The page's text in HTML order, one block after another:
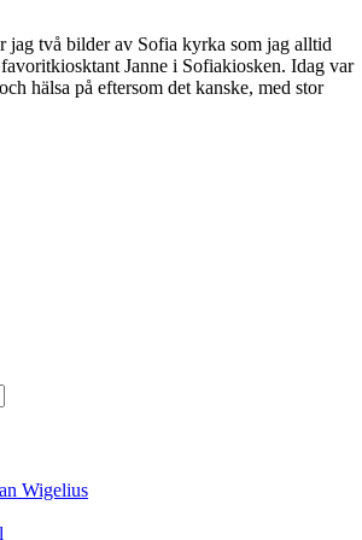
jag två bilder av Sofia kyrka som jag alltid
Janne i Sofiakiosken. Idag var
hälsa på eftersom det kanske, med stor
Wigelius